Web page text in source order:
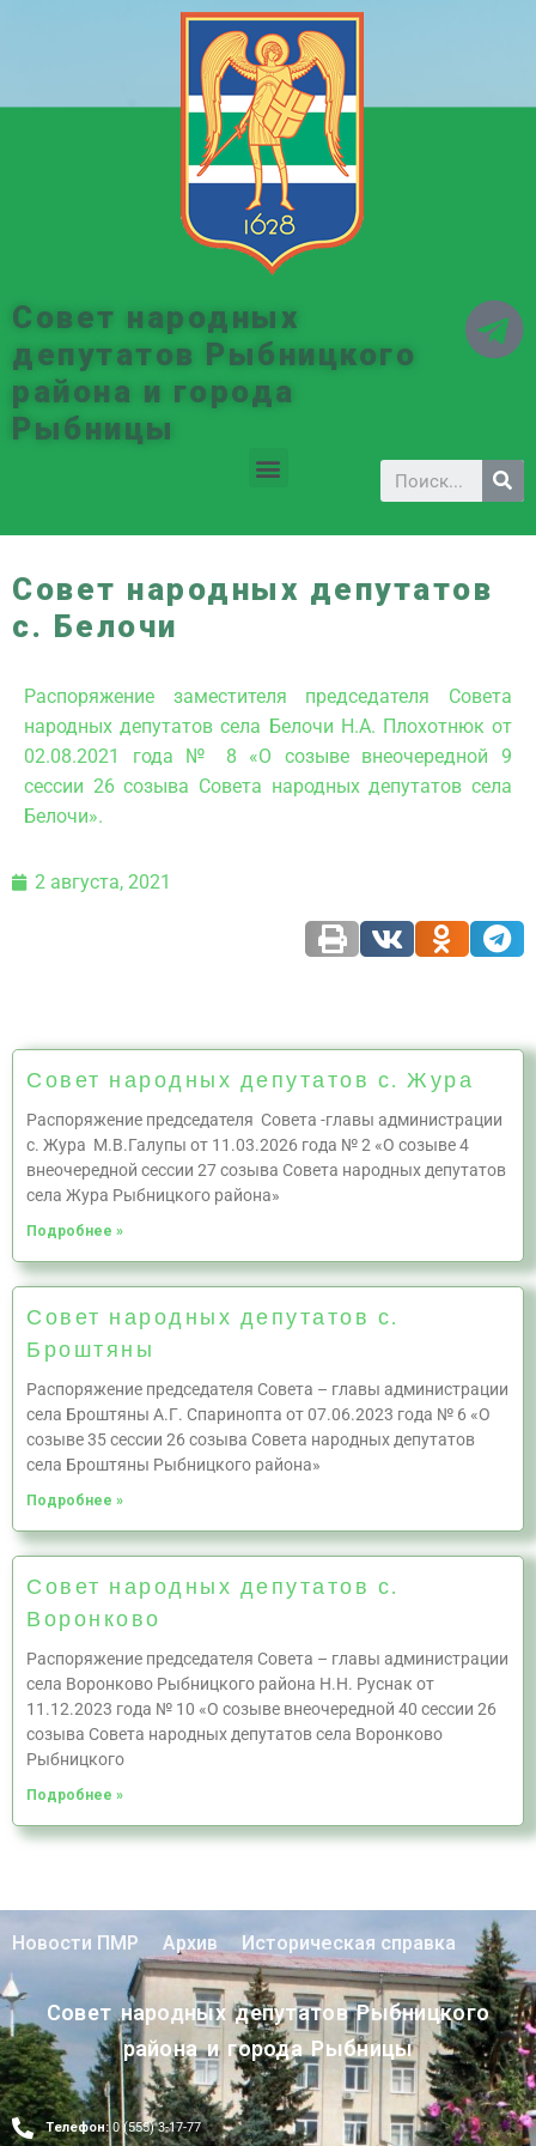
Совет народных
депутатов Рыбницкого
района и города
Рыбницы
Совет народных депутатов
с. Белочи
Распоряжение заместителя председателя Совета
народных депутатов села Белочи Н.А. Плохотнюк от
02.08.2021 года № 8 «О созыве внеочередной 9
сессии 26 созыва Совета народных депутатов села
Белочи».
2 августа, 2021
Совет народных депутатов с. Жура
Распоряжение председателя Совета -главы администрации
с. Жура М.В.Галупы от 11.03.2026 года № 2 «О созыве 4
внеочередной сессии 27 созыва Совета народных депутатов
села Жура Рыбницкого района»
Подробнее »
Совет народных депутатов с.
Броштяны
Распоряжение председателя Совета – главы администрации
села Броштяны А.Г. Спаринопта от 07.06.2023 года № 6 «О
созыве 35 сессии 26 созыва Совета народных депутатов
села Броштяны Рыбницкого района»
Подробнее »
Совет народных депутатов с.
Воронково
Распоряжение председателя Совета – главы администрации
села Воронково Рыбницкого района Н.Н. Руснак от
11.12.2023 года № 10 «О созыве внеочередной 40 сессии 26
созыва Совета народных депутатов села Воронково
Рыбницкого
Подробнее »
Новости ПМР Архив Историческая справка
Совет народных депутатов Рыбницкого
района и города Рыбницы
Телефон:0 (555) 3-17-77